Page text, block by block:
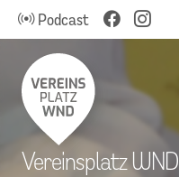
Podcast
Vereinsplatz WND